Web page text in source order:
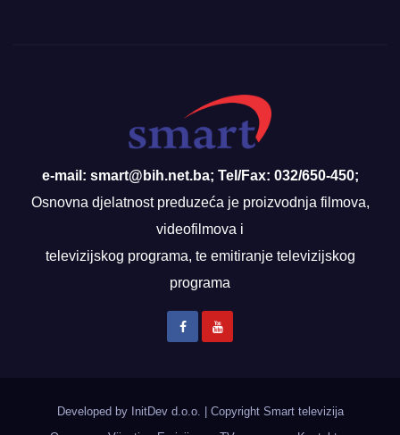
e-mail: smart@bih.net.ba; Tel/Fax: 032/650-450;
Osnovna djelatnost preduzeća je proizvodnja filmova,
videofilmova i
televizijskog programa, te emitiranje televizijskog
programa
Developed by InitDev d.o.o.
Copyright Smart televizija